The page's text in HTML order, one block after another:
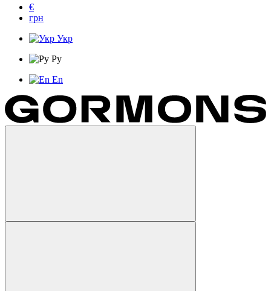
€
грн
Укр
Ру
En